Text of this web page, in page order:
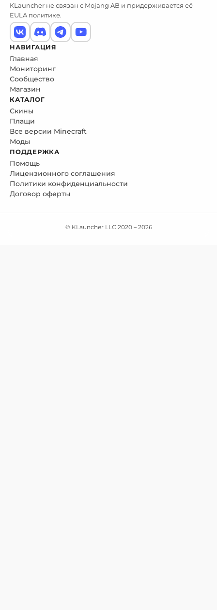
KLauncher не связан с Mojang AB и придерживается её
EULA политике.
НАВИГАЦИЯ
Главная
Мониторинг
Сообщество
Магазин
КАТАЛОГ
Скины
Плащи
Все версии Minecraft
Моды
ПОДДЕРЖКА
Помощь
Лицензионного соглашения
Политики конфиденциальности
Договор оферты
© KLauncher LLC 2020 – 2026